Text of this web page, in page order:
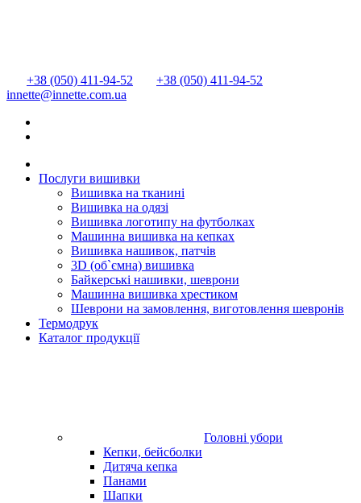
+38 (050) 411-94-52
+38 (050) 411-94-52
innette@innette.com.ua
Послуги вишивки
Вишивка на тканині
Вишивка на одязі
Вишивка логотипу на футболках
Машинна вишивка на кепках
Вишивка нашивок, патчів
3D (об`ємна) вишивка
Байкерські нашивки, шеврони
Машинна вишивка хрестиком
Шеврони на замовлення, виготовлення шевронів
Термодрук
Каталог продукції
Головні убори
Кепки, бейсболки
Дитяча кепка
Панами
Шапки